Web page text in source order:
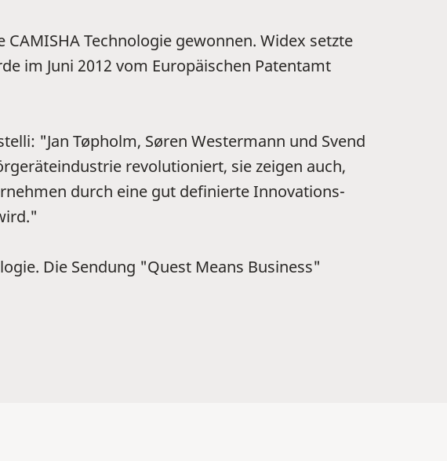
Technologie gewonnen. Widex setzte
im Juni 2012 vom Europäischen Patentamt
"Jan Tøpholm, Søren Westermann und Svend
revolutioniert, sie zeigen auch,
durch eine gut definierte Innovations-
Die Sendung "Quest Means Business"